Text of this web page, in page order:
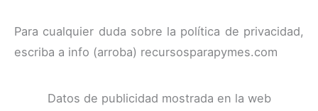
Para cualquier duda sobre la política de privacidad,
escriba a info (arroba) recursosparapymes.com
Datos de publicidad mostrada en la web